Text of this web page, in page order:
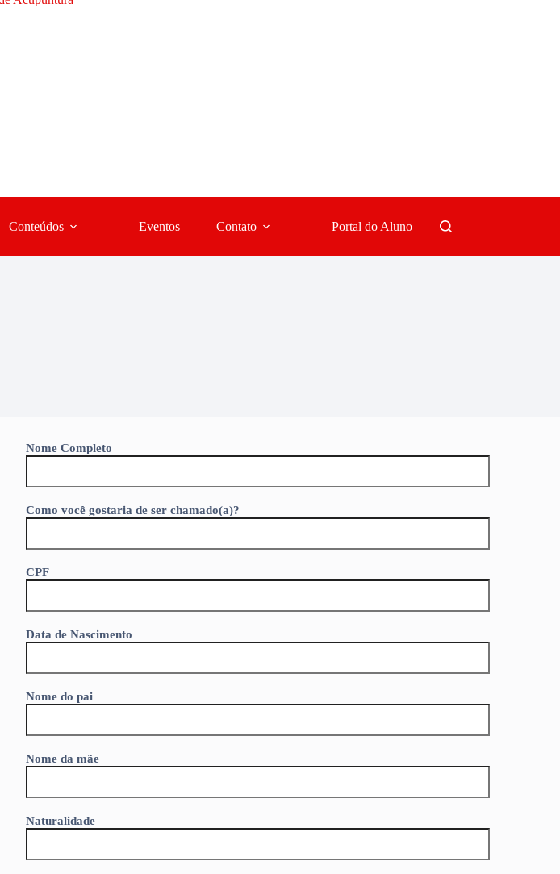
Conteúdos Eventos Contato Portal do Aluno
Nome Completo
Como você gostaria de ser chamado(a)?
CPF
Data de Nascimento
Nome do pai
Nome da mãe
Naturalidade